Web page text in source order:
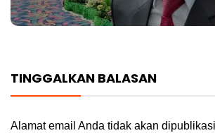
TINGGALKAN BALASAN
Alamat email Anda tidak akan